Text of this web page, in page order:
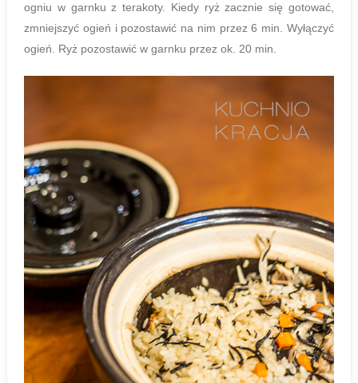
ogniu w garnku z terakoty. Kiedy ryż zacznie się gotować,
zmniejszyć ogień i pozostawić na nim przez 6 min. Wyłączyć
ogień. Ryż pozostawić w garnku przez ok. 20 min.